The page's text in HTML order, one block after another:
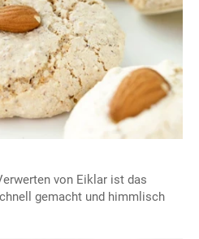
von Eiklar ist das
gemacht und himmlisch